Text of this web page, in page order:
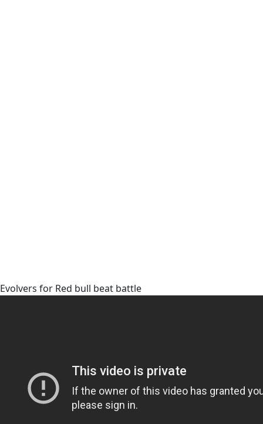
Evolvers for Red bull beat battle